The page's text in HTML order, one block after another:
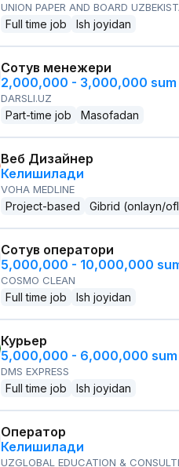
UNION PAPER AND BOARD
Full time job Ish joyidan
Сотув менежери
2,000,000 - 3,000,000 sum
DARSLI.UZ
Part-time job Masofadan
Веб Дизайнер
Келишилади
VOHA MEDLINE
Project-based Gibrid (onlayn/
Сотув оператори
5,000,000 - 10,000,000
COSMO CLEAN
Full time job Ish joyidan
Курьер
5,000,000 - 6,000,000 sum
DMS EXPRESS
Full time job Ish joyidan
Оператор
Келишилади
UZGLOBAL EDUCATION &